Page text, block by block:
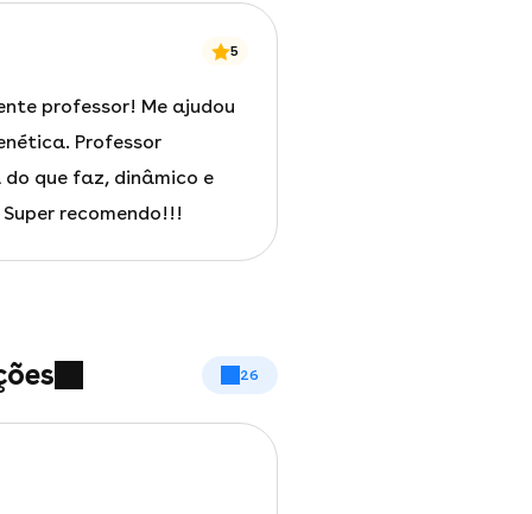
5
professor! Me ajudou
Professor
que faz, dinâmico e
recomendo!!!
26